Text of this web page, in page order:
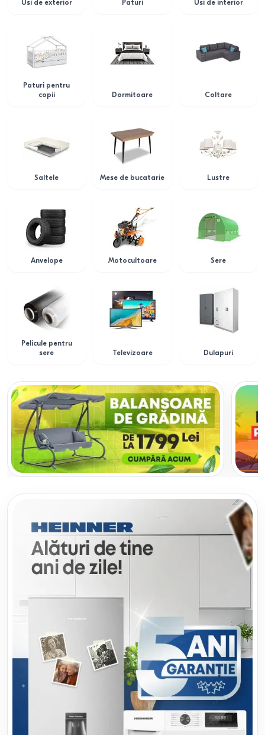
Usi de exterior Paturi Usi de interior
Paturi pentru
copii
Dormitoare Coltare
Saltele Mese de bucatarie Lustre
Anvelope Motocultoare Sere
Pelicule pentru
sere
Televizoare Dulapuri